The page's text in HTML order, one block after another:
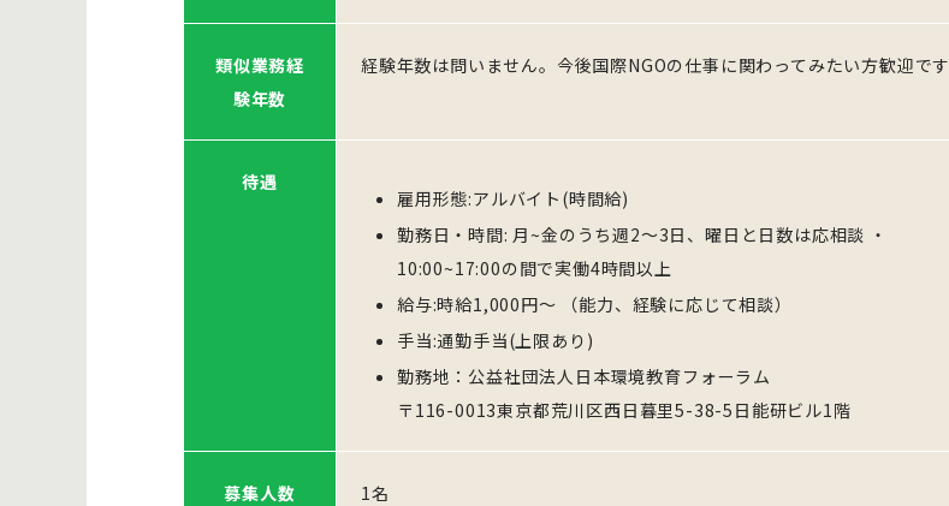
類似業務経
験年数
経験年数は問いません。今後国際NGOの仕事に関わってみたい方歓迎です
待遇
雇用形態:アルバイト(時間給)
勤務日・時間: 月~金のうち週2～3日、曜日と日数は応相談 ・
10:00~17:00の間で実働4時間以上
給与:時給1,000円〜 （能力、経験に応じて相談）
手当:通勤手当(上限あり)
勤務地：公益社団法人日本環境教育フォーラム
〒116-0013東京都荒川区西日暮里5-38-5日能研ビル1階
募集人数 1名